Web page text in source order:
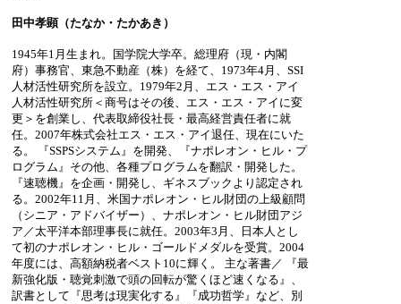
田中孝顕（たなか・たかあき）
1945年1月生まれ。国学院大学卒。総理府（現・内閣
府）事務官、東急不動産（株）を経て、1973年4月、SSI
人材活性研究所を設立。1979年2月、エス・エス・アイ
人材活性研究所＜商号はその後、エス・エス・アイに変
更＞を創業し、代表取締役社長・最高経営責任者に就
任。2007年株式会社エス・エス・アイ退任、現在にいた
る。 『SSPSシステム』を開発、『ナポレオン・ヒル・プ
ログラム』その他、各種プログラムを翻訳・開発した。
『速聴機』を企画・開発し、ギネスブックより認定され
る。2002年11月、米国ナポレオン・ヒル財団の上級顧問
（シニア・アドバイザー）、ナポレオン・ヒル財団アジ
ア／太平洋本部理事長に就任。2003年3月、日本人とし
て初のナポレオン・ヒル・ゴールドメダルを受賞。2004
年度には、高額納税者ベスト10に輝く。 主な著書／ 『最
新強化版・聴覚刺激で頭の回転が驚くほど速くなる』、
訳書として『思考は現実化する』『成功哲学』など、別